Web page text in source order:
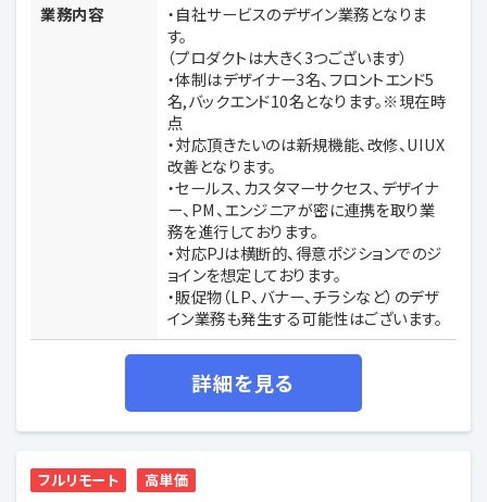
業務内容
・自社サービスのデザイン業務となりま
す。
（プロダクトは大きく3つございます）
・体制はデザイナー3名、フロントエンド5
名,バックエンド10名となります。※現在時
点
・対応頂きたいのは新規機能、改修、UIUX
改善となります。
・セールス、カスタマーサクセス、デザイナ
ー、PM、エンジニアが密に連携を取り業
務を進行しております。
・対応PJは横断的、得意ポジションでのジ
ョインを想定しております。
・販促物（LP、バナー、チラシなど）のデザ
イン業務も発生する可能性はございます。
詳細を見る
フルリモート 高単価